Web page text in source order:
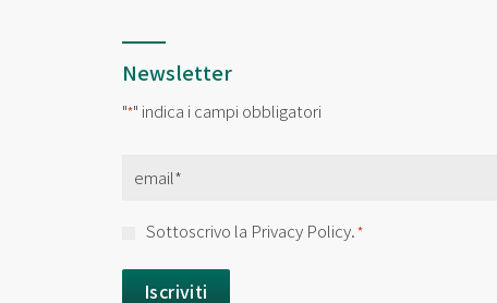
Newsletter
"*" indica i campi obbligatori
Email
Consenso
Sottoscrivo la Privacy Policy.*